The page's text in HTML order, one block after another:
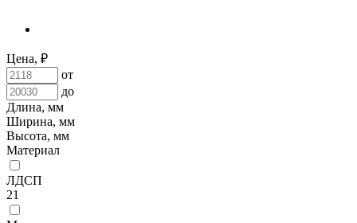
Цена, ₽
от
до
Длина, мм
Ширина, мм
Высота, мм
Материал
ЛДСП
21